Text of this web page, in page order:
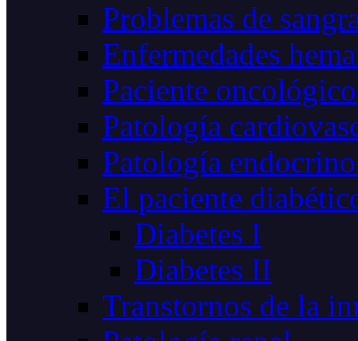
Problemas de
Enfermedades
Paciente oncológico
Patología
Patología
El paciente
Diabetes I
Diabetes II
Transtornos de la